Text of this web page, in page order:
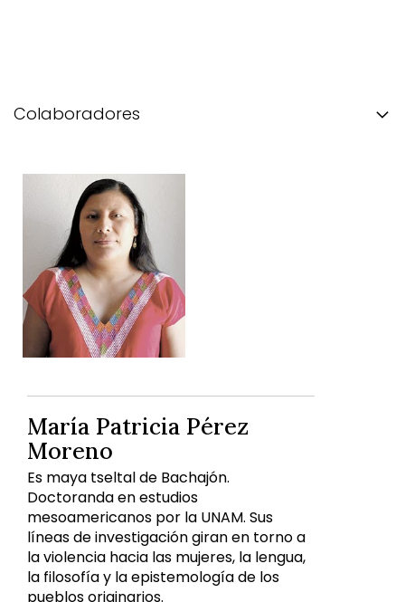
Colaboradores
María Patricia Pérez
Moreno
Es maya tseltal de Bachajón.
Doctoranda en estudios
mesoamericanos por la UNAM. Sus
líneas de investigación giran en torno a
la violencia hacia las mujeres, la lengua,
la filosofía y la epistemología de los
pueblos originarios.